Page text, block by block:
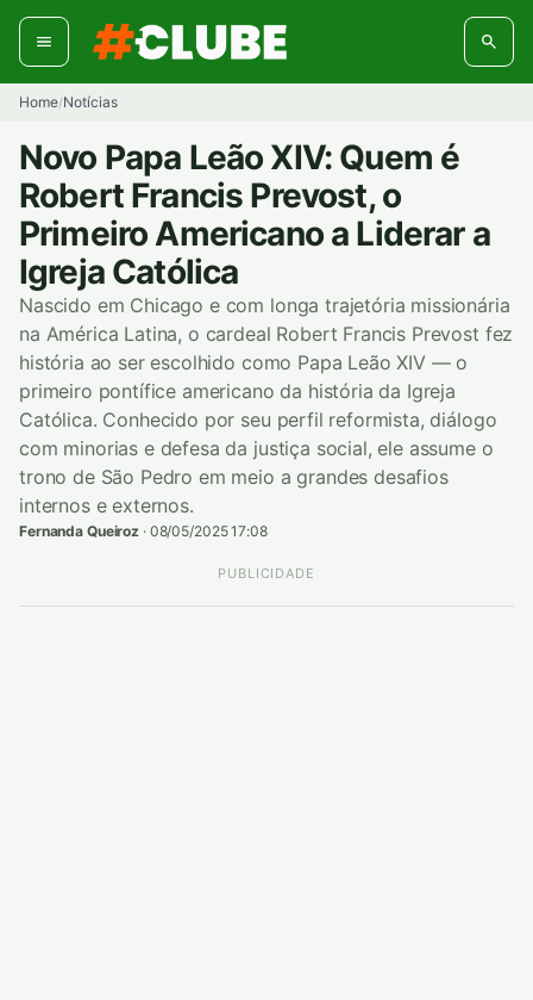
Pular
para
conteúdo
Home/Notícias
Novo Papa Leão XIV: Quem é
Robert Francis Prevost, o
Primeiro Americano a Liderar a
Igreja Católica
Nascido em Chicago e com longa trajetória missionária
na América Latina, o cardeal Robert Francis Prevost fez
história ao ser escolhido como Papa Leão XIV — o
primeiro pontífice americano da história da Igreja
Católica. Conhecido por seu perfil reformista, diálogo
com minorias e defesa da justiça social, ele assume o
trono de São Pedro em meio a grandes desafios
internos e externos.
Fernanda Queiroz · 08/05/2025 17:08
PUBLICIDADE